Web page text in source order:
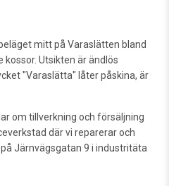
mitt på Varaslätten bland
Utsikten är ändlös
"Varaslätta" låter påskina, är
om tillverkning och försäljning
där vi reparerar och
Järnvägsgatan 9 i industritäta